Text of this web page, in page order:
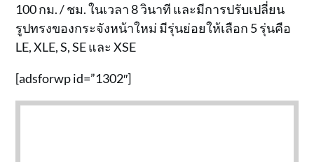
100 กม. / ชม. ในเวลา 8 วินาที และมีการปรับเปลี่ยน
รูปทรงของกระจังหน้าใหม่ มีรุ่นย่อยให้เลือก 5 รุ่นคือ
LE, XLE, S, SE และ XSE
[adsforwp id=”1302″]